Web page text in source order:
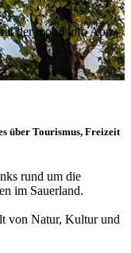
der mobil info App -
über Tourismus, Freizeit
rund um die
im Sauerland.
von Natur, Kultur und